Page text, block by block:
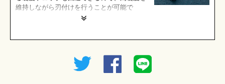
維持しながら刃付けを行うことが可能で